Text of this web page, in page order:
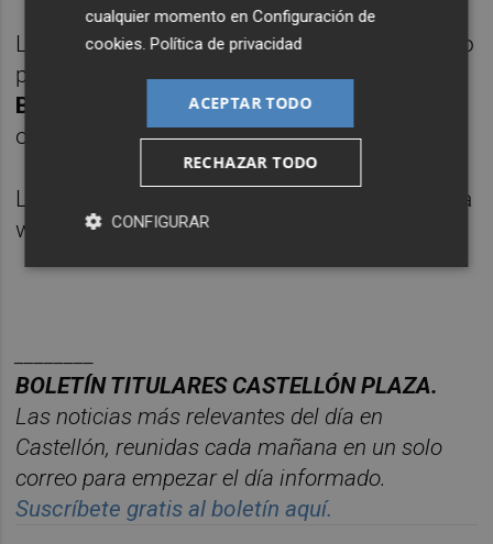
La pieza reúne un amplio elenco encabezado
por
Rebeca Valls,Lara Salvador,Jordi
Ballester
Ferran GadeayLola Moltó
otros intérpretes.
Las entradas se pueden adquirir en la página
web delIVC.
BOLETÍN TITULARES CASTELLÓN PLAZA.
Las noticias más relevantes del día en
Castellón, reunidas cada mañana en un solo
correo para empezar el día informado.
Suscríbete gratis al boletín aquí.
cualquier momento enConfiguración de
cookies .Política de privacidad
ACEPTAR TODO
RECHAZAR TODO
CONFIGURAR